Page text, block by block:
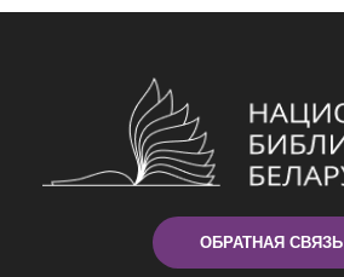
ОБРАТНАЯ СВЯЗЬ